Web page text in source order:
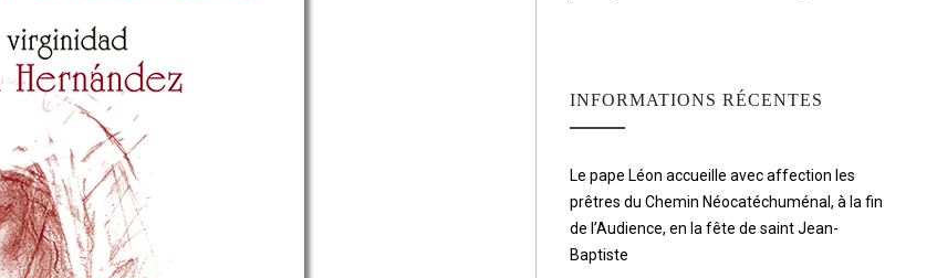
INFORMATIONS RÉCENTES
Le pape Léon accueille avec affection les
prêtres du Chemin Néocatéchuménal, à la fin
de l’Audience, en la fête de saint Jean-
Baptiste